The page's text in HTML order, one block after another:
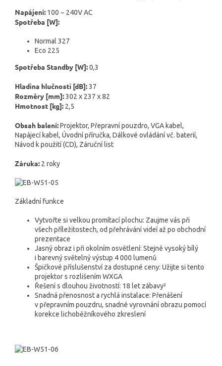
Napájení: 100 ~ 240V AC
Spotřeba [W]:
Normal 327
Eco 225
Spotřeba Standby [W]:0,3
Hladina hlučnosti [dB]:37
Rozměry [mm]:302 x 237 x 82
Hmotnost [kg]: 2,5
Obsah balení:Projektor, Přepravní pouzdro, VGA kabel,
Napájecí kabel, Úvodní příručka, Dálkové ovládání vč. baterií,
Návod k použití (CD), Záruční list
Záruka: 2 roky
Základní funkce
Vytvořte si velkou promítací plochu: Zaujme vás při
všech příležitostech, od přehrávání videí až po obchodní
prezentace
Jasný obraz i při okolním osvětlení: Stejně vysoký bílý
i barevný světelný výstup 4 000 lumenů
Špičkové příslušenství za dostupné ceny: Užijte si tento
projektor s rozlišením WXGA
Řešení s dlouhou životností: 18 let zábavy²
Snadná přenosnost a rychlá instalace: Přenášení
v přepravním pouzdru, snadné vyrovnání obrazu pomocí
korekce lichoběžníkového zkreslení